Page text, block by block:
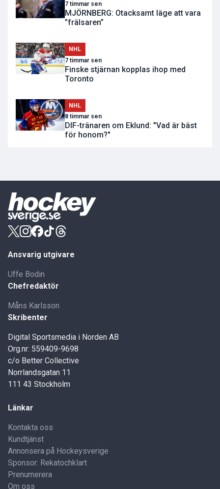
7 timmar sen
MJÖRNBERG: Otacksamt läge att vara
”frälsaren”
NHL
7 timmar sen
Finske stjärnan kopplas ihop med
Toronto
NHL
8 timmar sen
DIF-tränaren om Eklund: "Vad är bäst
för honom?"
Ansvarig utgivare
Uffe Bodin
Chefredaktör
Måns Karlsson
Skribenter
Digital Sportsmedia i Norden AB
Org.nr: 559409-9698
c/o Better Collective
Norrlandsgatan 11
111 43 Stockholm
Länkar
Kontakta oss
Kundtjänst
Annonsera på Hockeysverige
Sponsor: Rekatochklart
Prenumerera
Om oss